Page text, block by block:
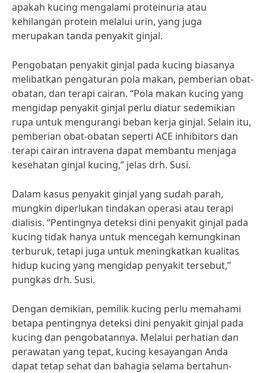
apakah kucing mengalami proteinuria atau
kehilangan protein melalui urin, yang juga
merupakan tanda penyakit ginjal.
Pengobatan penyakit ginjal pada kucing biasanya
melibatkan pengaturan pola makan, pemberian obat-
obatan, dan terapi cairan. “Pola makan kucing yang
mengidap penyakit ginjal perlu diatur sedemikian
rupa untuk mengurangi beban kerja ginjal. Selain itu,
pemberian obat-obatan seperti ACE inhibitors dan
terapi cairan intravena dapat membantu menjaga
kesehatan ginjal kucing,” jelas drh. Susi.
Dalam kasus penyakit ginjal yang sudah parah,
mungkin diperlukan tindakan operasi atau terapi
dialisis. “Pentingnya deteksi dini penyakit ginjal pada
kucing tidak hanya untuk mencegah kemungkinan
terburuk, tetapi juga untuk meningkatkan kualitas
hidup kucing yang mengidap penyakit tersebut,”
pungkas drh. Susi.
Dengan demikian, pemilik kucing perlu memahami
betapa pentingnya deteksi dini penyakit ginjal pada
kucing dan pengobatannya. Melalui perhatian dan
perawatan yang tepat, kucing kesayangan Anda
dapat tetap sehat dan bahagia selama bertahun-